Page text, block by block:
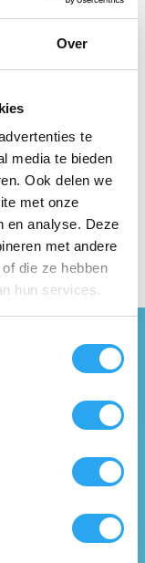
Over
te
media te bieden
Ook delen we
met onze
en analyse. Deze
met andere
die ze hebben
hun services.
€ 39—€ 40